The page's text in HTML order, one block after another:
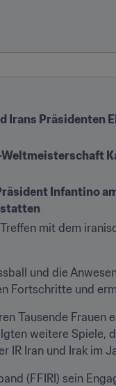
Präsidenten
Weltmeisterschaft
Infantino
mit dem
und die
Fortschritte und
Tausende Frauen
weitere
Iran und Irak im
(FFIRI) sein